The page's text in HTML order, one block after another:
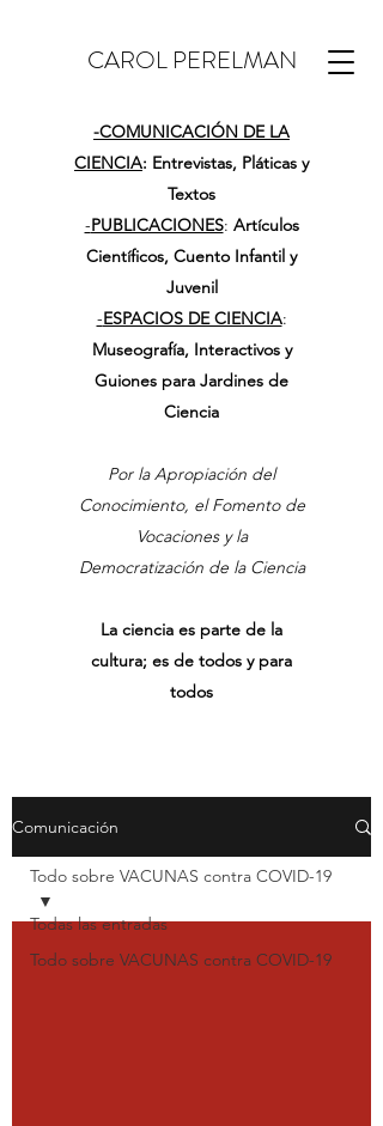
CAROL PERELMAN
-COMUNICACIÓN DE LA
CIENCIA: Entrevistas, Pláticas y
Textos
-PUBLICACIONES: Artículos
Científicos, Cuento Infantil y
Juvenil
-ESPACIOS DE CIENCIA:
Museografía, Interactivos y
Guiones para Jardines de
Ciencia
Por la Apropiación del
Conocimiento, el Fomento de
Vocaciones y la
Democratización de la Ciencia
La ciencia es parte de la
cultura; es de todos y para
todos
Comunicación
Todas las entradas
Todo sobre VACUNAS contra COVID-19
Todo sobre VACUNAS contra COVID-19